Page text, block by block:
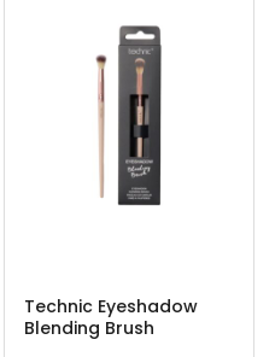
Technic Eyeshadow
Blending Brush